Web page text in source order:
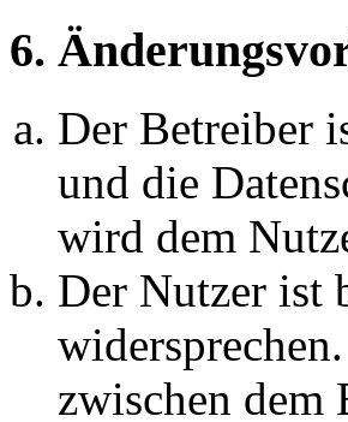
6.
Der Betreiber
und die
wird dem
Der Nutzer ist
zwischen dem